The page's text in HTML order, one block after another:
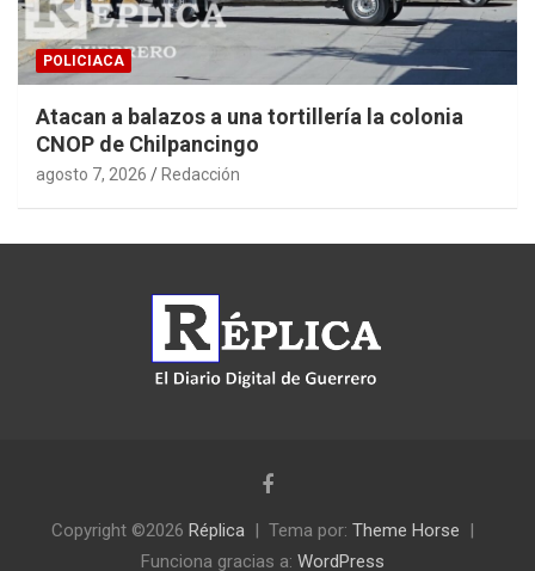
POLICIACA
Atacan a balazos a una tortillería la colonia
CNOP de Chilpancingo
agosto 7, 2026 Redacción
Copyright ©2026 Réplica Tema por: Theme Horse
Funciona gracias a: WordPress